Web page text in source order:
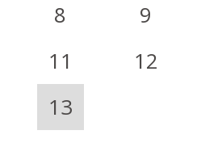
8
9
11
12
13